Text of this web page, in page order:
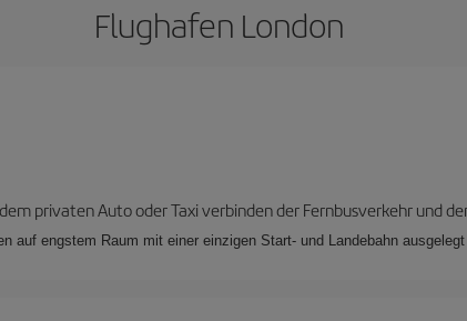
Flughafen London
privaten Auto oder Taxi verbinden der Fernbusverkehr und
auf engstem Raum mit einer einzigen Start- und Landebahn